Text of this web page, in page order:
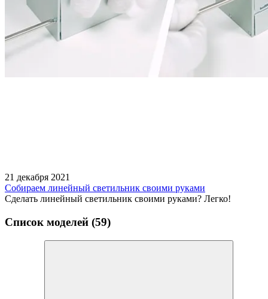
21 декабря 2021
Собираем линейный светильник своими руками
Сделать линейный светильник своими руками? Легко!
Список моделей (59)